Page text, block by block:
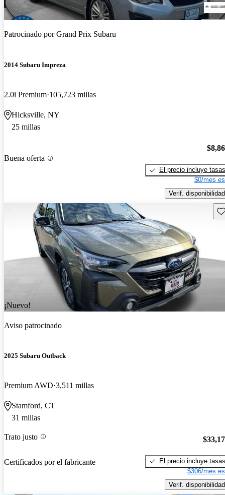
Patrocinado porGrand Prix Subaru
2014 Subaru Impreza
2.0i Premium 105,723 millas
Hicksville, NY
25 millas
Buena oferta
El precio incluye tasas
$0/mes
Verif. disponibilidad
¡Nuevo!
Aviso patrocinado
2025 Subaru Outback
Premium AWD 3,511 millas
Stamford, CT
31 millas
Trato justo
Certificados por el fabricante
El precio incluye tasas
$306/mes
Verif. disponibilidad